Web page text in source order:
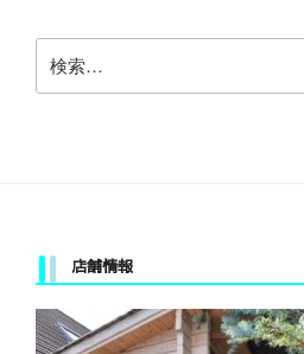
索:
店舗情報